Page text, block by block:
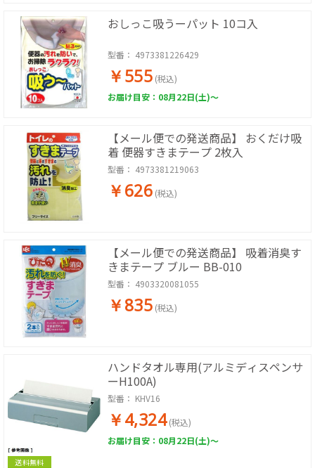
おしっこ吸うーパット 10コ入
型番： 4973381226429
￥555 (税込)
お届け目安：08月22日(土)～
【メール便での発送商品】 おくだけ吸
着 便器すきまテープ 2枚入
型番： 4973381219063
￥626 (税込)
【メール便での発送商品】 吸着消臭す
きまテープ ブルー BB-010
型番： 4903320081055
￥835 (税込)
送料無料
ハンドタオル専用(アルミディスペンサ
ーH100A)
型番： KHV16
￥4,324 (税込)
お届け目安：08月22日(土)～